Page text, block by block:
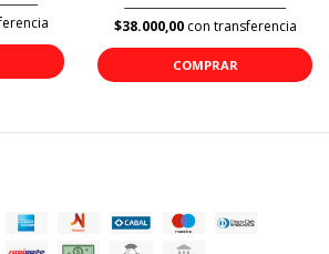
$38.000,00con transferencia
COMPRAR